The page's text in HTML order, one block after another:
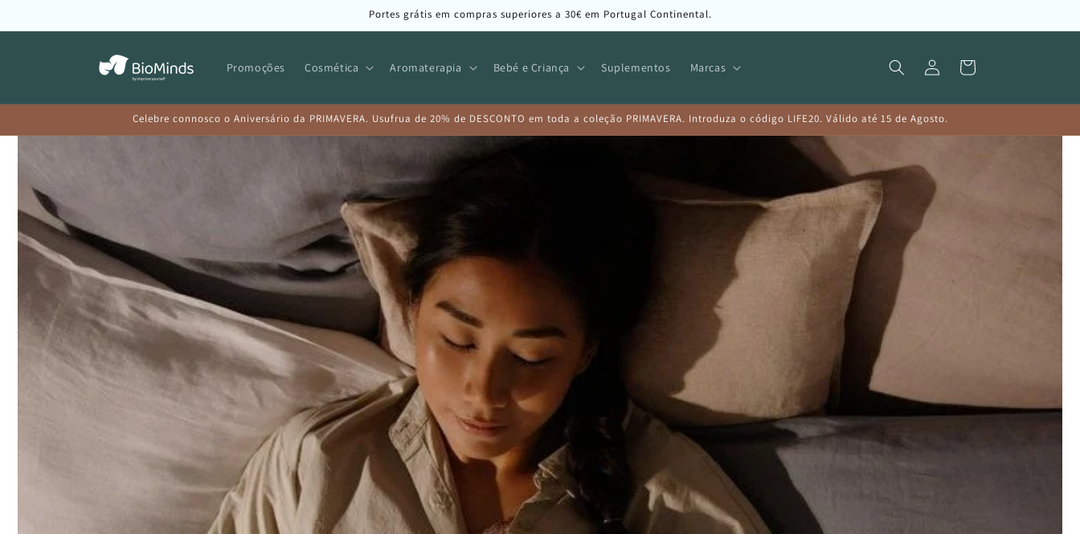
conteúdo
Portes grátis em compras superiores a 30€ em Portugal Continental.
Promoções Cosmética Aromaterapia Bebé e Criança Suplementos Marcas
Iniciar
sessão
Carrinho
Celebre connosco o Aniversário da PRIMAVERA. Usufrua de 20% de DESCONTO em toda a coleção PRIMAVERA. Introduza o código LIFE20. Válido até 15 de Agosto.